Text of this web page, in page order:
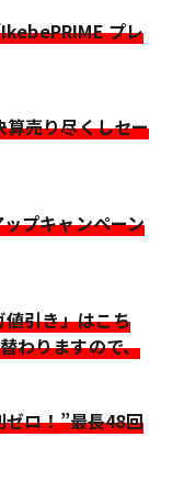
プレ
売り尽くしセー
プキャンペーン
引き」はこち
わりますので、
ロ！”最長48回